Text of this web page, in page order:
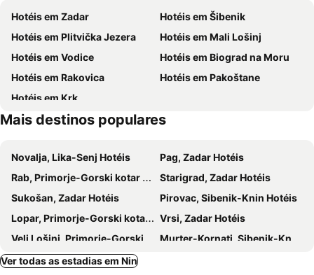
Falkensteiner Hotel Adriana
Apartments Marko
Villa Sonja
Apartments Puntamika
Adriatic Biograd
Hyatt Regency Zadar
Zadera Accommodation
Teatro Verdi Boutique Hotel
House Villa Jolanda
Tequila Apartments
Guest House Roki & Diva
Forum
Sveti Donat
Nacionalni park Paklenica
Iza banja
Tkon
Ferry Biograd-Tkon
Dražica
Grad Biograd na Moru
Hotéis em Zadar
Hotéis em Šibenik
Hotéis em Plitvička Jezera
Hotéis em Mali Lošinj
Hotéis em Vodice
Hotéis em Biograd na Moru
Hotéis em Rakovica
Hotéis em Pakoštane
Hotéis em Krk
Mais destinos populares
Novalja, Lika-Senj Hotéis
Pag, Zadar Hotéis
Rab, Primorje-Gorski kotar Hotéis
Starigrad, Zadar Hotéis
Sukošan, Zadar Hotéis
Pirovac, Sibenik-Knin Hotéis
Lopar, Primorje-Gorski kotar Hotéis
Vrsi, Zadar Hotéis
Veli Lošinj, Primorje-Gorski kotar Hotéis
Murter-Kornati, Sibenik-Knin Hotéis
Tisno, Sibenik-Knin Hotéis
Ver todas as estadias em Nin